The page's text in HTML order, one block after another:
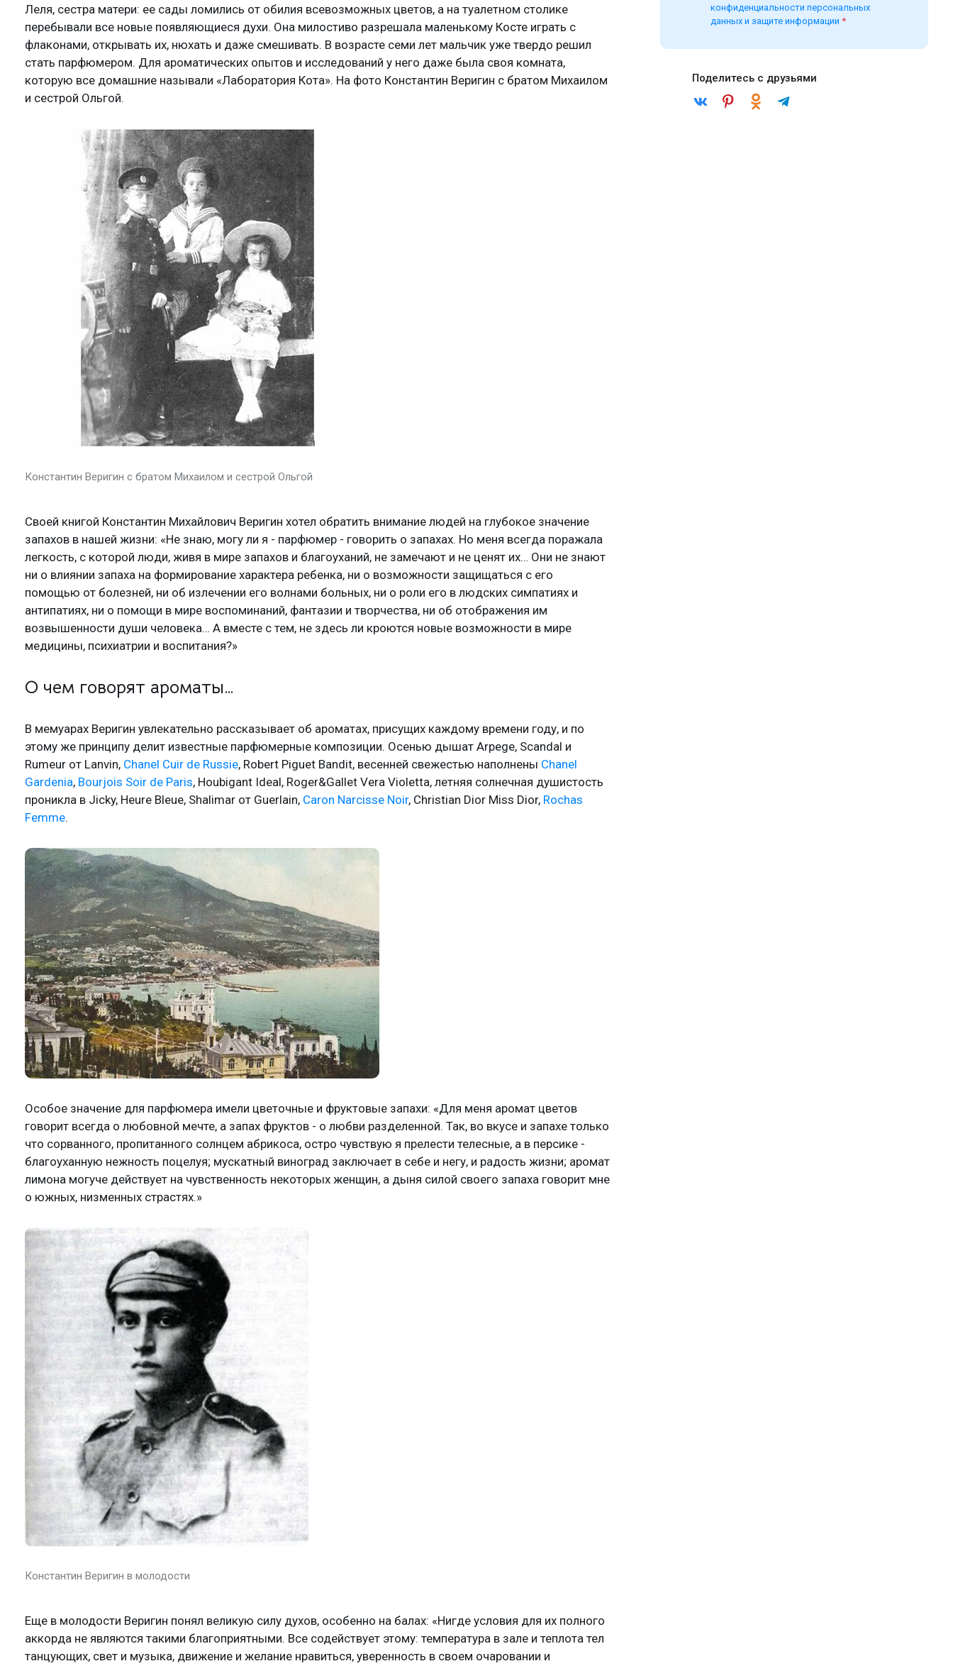
Леля, сестра матери: ее сады ломились от обилия всевозможных цветов, а на туалетном столике
перебывали все новые появляющиеся духи. Она милостиво разрешала маленькому Косте играть с
флаконами, открывать их, нюхать и даже смешивать. В возрасте семи лет мальчик уже твердо решил
стать парфюмером. Для ароматических опытов и исследований у него даже была своя комната,
которую все домашние называли «Лаборатория Кота». На фото Константин Веригин с братом Михаилом
и сестрой Ольгой.
Константин Веригин с братом Михаилом и сестрой Ольгой
Своей книгой Константин Михайлович Веригин хотел обратить внимание людей на глубокое значение
запахов в нашей жизни: «Не знаю, могу ли я - парфюмер - говорить о запахах. Но меня всегда поражала
легкость, с которой люди, живя в мире запахов и благоуханий, не замечают и не ценят их… Они не знают
ни о влиянии запаха на формирование характера ребенка, ни о возможности защищаться с его
помощью от болезней, ни об излечении его волнами больных, ни о роли его в людских симпатиях и
антипатиях, ни о помощи в мире воспоминаний, фантазии и творчества, ни об отображения им
возвышенности души человека… А вместе с тем, не здесь ли кроются новые возможности в мире
медицины, психиатрии и воспитания?»
О чем говорят ароматы…
В мемуарах Веригин увлекательно рассказывает об ароматах, присущих каждому времени году, и по
этому же принципу делит известные парфюмерные композиции. Осенью дышат Arpege, Scandal и
Rumeur от Lanvin, Chanel Cuir de Russie, Robert Piguet Bandit, весенней свежестью наполнены Chanel
Gardenia, Bourjois Soir de Paris, Houbigant Ideal, Roger&Gallet Vera Violetta, летняя солнечная душистость
проникла в Jicky, Heure Bleue, Shalimar от Guerlain, Caron Narcisse Noir, Christian Dior Miss Dior, Rochas
Femme.
Особое значение для парфюмера имели цветочные и фруктовые запахи: «Для меня аромат цветов
говорит всегда о любовной мечте, а запах фруктов - о любви разделенной. Так, во вкусе и запахе только
что сорванного, пропитанного солнцем абрикоса, остро чувствую я прелести телесные, а в персике -
благоуханную нежность поцелуя; мускатный виноград заключает в себе и негу, и радость жизни; аромат
лимона могуче действует на чувственность некоторых женщин, а дыня силой своего запаха говорит мне
о южных, низменных страстях.»
Константин Веригин в молодости
Еще в молодости Веригин понял великую силу духов, особенно на балах: «Нигде условия для их полного
аккорда не являются такими благоприятными. Все содействует этому: температура в зале и теплота тел
танцующих, свет и музыка, движение и желание нравиться, уверенность в своем очаровании и
конфиденциальности персональных
данных и защите информации *
Поделитесь с друзьями